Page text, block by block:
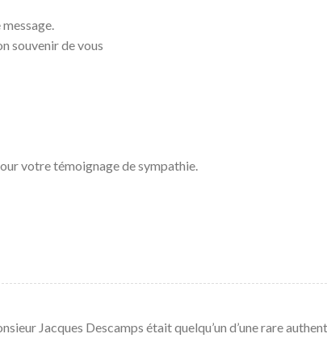
souvenir de vous
votre témoignage de sympathie.
Jacques Descamps était quelqu’un d’une rare